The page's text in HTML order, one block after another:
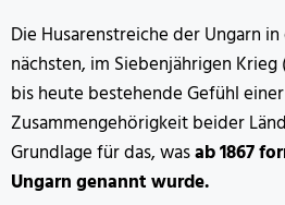
Die Husarenstreiche der Ungarn
nächsten, im Siebenjährigen Krieg
bis heute bestehende Gefühl
Zusammengehörigkeit beider
Grundlage für das, wasab 1867
Ungarn genannt wurde.